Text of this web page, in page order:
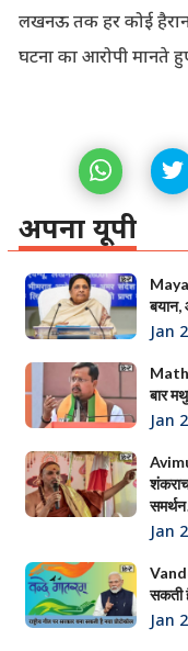
लखनऊ तक हर कोई
घटना का आरोपी मानते
अपना यूपी
बयान,
Jan
बार
Jan
Jan
सकती
Jan